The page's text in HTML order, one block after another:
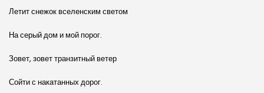
Летит снежок вселенским светом
На серый дом и мой порог.
Зовет, зовет транзитный ветер
Сойти с накатанных дорог.